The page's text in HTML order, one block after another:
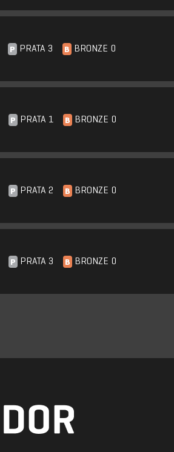
P PRATA 3 B BRONZE 0
P PRATA 1 B BRONZE 0
P PRATA 2 B BRONZE 0
P PRATA 3 B BRONZE 0